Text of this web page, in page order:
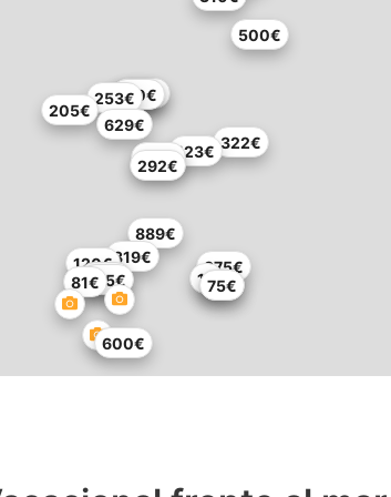
600€
629€
178€
500€
375€
287€123€
170€
271€
319€
253€
322€
75€
889€
205€
1€
292€
135€
120€
81€
250€
75€